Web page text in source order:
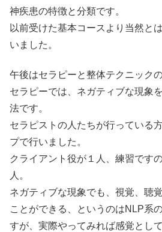
神疾患の特徴と分類です。
以前受けた基本コースより当然と
いました。
午後はセラピーと整体テクニックの
セラピーでは、ネガティブな現象
法です。
セラピストの人たちが行っている
プで行いました。
クライアント役が１人、練習です
人。
ネガティブな現象でも、視覚、聴
ことができる、というのはNLP系
すが、実際やってみれば感覚とし